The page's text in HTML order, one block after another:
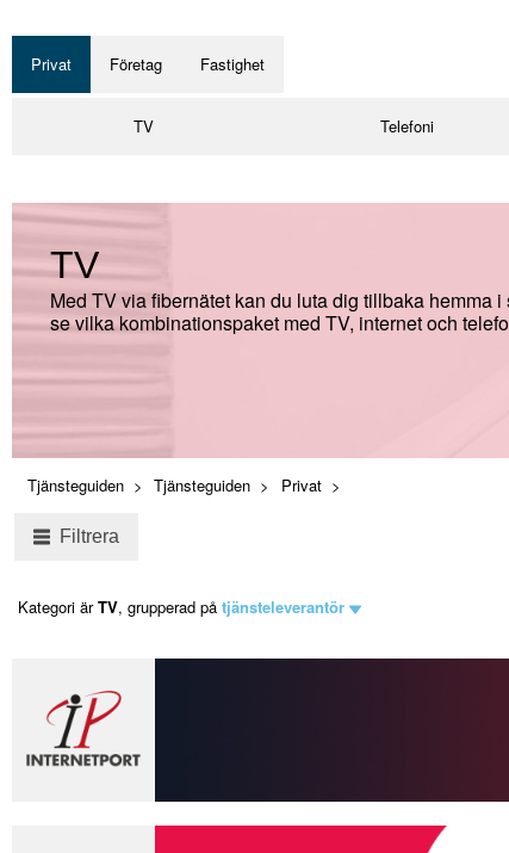
Privat Företag Fastighet
TV Telefoni
TV
Med TV via fibernätet kan du luta dig tillbaka hemma
se vilka kombinationspaket med TV, internet och
Tjänsteguiden Tjänsteguiden Privat
Filtrera
Kategori ärTV, grupperad på tjänsteleverantör